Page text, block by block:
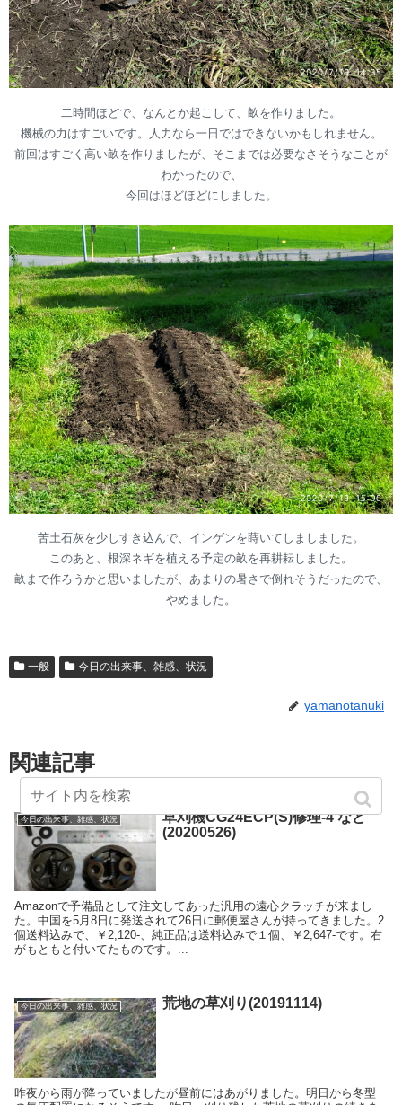
二時間ほどで、なんとか起こして、畝を作りました。
機械の力はすごいです。人力なら一日ではできないかもしれません。
前回はすごく高い畝を作りましたが、そこまでは必要なさそうなことが
わかったので、
今回はほどほどにしました。
苦土石灰を少しすき込んで、インゲンを蒔いてしましました。
このあと、根深ネギを植える予定の畝を再耕耘しました。
畝まで作ろうかと思いましたが、あまりの暑さで倒れそうだったので、
やめました。
一般 今日の出来事、雑感、状況
yamanotanuki
関連記事
今日の出来事、雑感、状況
草刈機CG24ECP(S)修理-4 など
(20200526)
Amazonで予備品として注文してあった汎用の遠心クラッチが来まし
た。中国を5月8日に発送されて26日に郵便屋さんが持ってきました。2
個送料込みで、￥2,120-、純正品は送料込みで１個、￥2,647-です。右
がもともと付いてたものです。...
今日の出来事、雑感、状況 荒地の草刈り(20191114)
昨夜から雨が降っていましたが昼前にはあがりました。明日から冬型